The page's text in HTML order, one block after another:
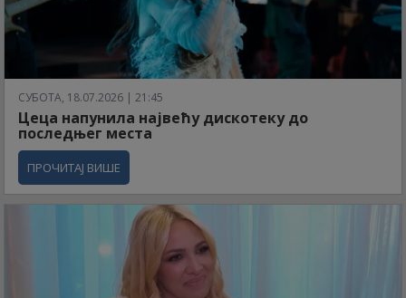
СУБОТА, 18.07.2026 | 21:45
Цеца напунила највећу дискотеку до
последњег места
ПРОЧИТАЈ ВИШЕ